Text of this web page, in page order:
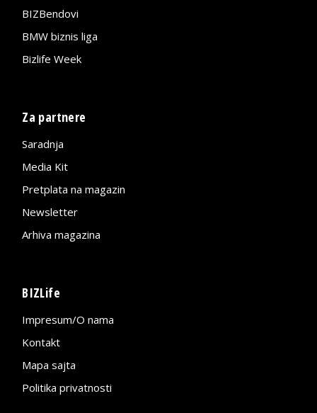
BIZBendovi
BMW biznis liga
Bizlife Week
Za partnere
Saradnja
Media Kit
Pretplata na magazin
Newsletter
Arhiva magazina
BIZLife
Impresum/O nama
Kontakt
Mapa sajta
Politika privatnosti